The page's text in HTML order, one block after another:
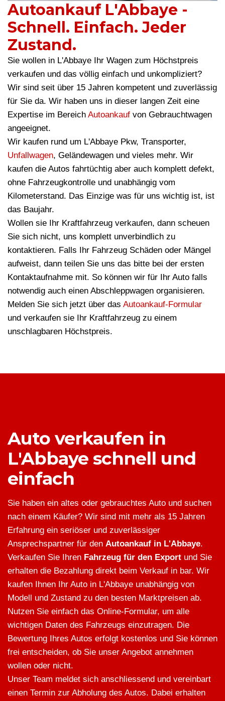
Autoankauf L'Abbaye -
Schnell. Einfach. Jeder
Zustand.
Sie wollen in L'Abbaye Ihr Wagen zum Höchstpreis
verkaufen und das völlig einfach und unkompliziert?
Wir sind seit über 15 Jahren kompetent und zuverlässig
für Sie da. Wir haben uns in dieser langen Zeit eine
Expertise im Bereich Autoankauf von Gebrauchtwagen
angeeignet.
Wir kaufen rund um L'Abbaye Pkw, Transporter,
Unfallwagen, Geländewagen und vieles mehr. Wir
kaufen die Autos fahrtüchtig aber auch komplett defekt,
ohne Fahrzeugkontrolle und unabhängig vom
Kilometerstand. Das Einzige was für uns wichtig ist, ist
das Baujahr.
Wollen sie Ihr Kraftfahrzeug verkaufen, dann scheuen
Sie sich nicht, uns komplett unverbindlich zu
kontaktieren. Falls Ihr Fahrzeug Schäden oder Mängel
aufweist, dann teilen Sie uns das bitte bei der ersten
Kontaktaufnahme mit. So können wir für Ihr Auto falls
notwendig auch einen Abschleppwagen organisieren.
Melden Sie sich jetzt über das Autoankauf-Formular
und verkaufen sie Ihr Kraftfahrzeug zu einem
unschlagbaren Höchstpreis.
Auto verkaufen in
L'Abbaye schnell und
einfach
Sie haben ein altes oder gebrauchtes Auto und suchen
nach einem Käufer? Wir sind mit mehr als 15 Jahren
Erfahrung ein seriöser und zuverlässiger
Ansprechspartner für den Autoankauf in L'Abbaye.
Verkaufen Sie Ihren Fahrzeug für den Export und Sie
erhalten die Bezahlung direkt beim Verkauf in bar. Wir
kaufen Ihnen Ihr Auto in L'Abbaye unabhängig von
Modell und Zustand zu den besten Marktpreisen ab.
Nutzen Sie einfach das Online-Formular, um alle
wichtigen Daten des Fahrzeugs einzutragen. Die
Bewertung Ihres Autos erfolgt kostenlos und Sie können
frei entscheiden, ob Sie unser Angebot annehmen
wollen oder nicht.
Unser Team meldet sich anschliessend und vereinbart
einen Termin zur Abholung des Autos. Dabei erhalten